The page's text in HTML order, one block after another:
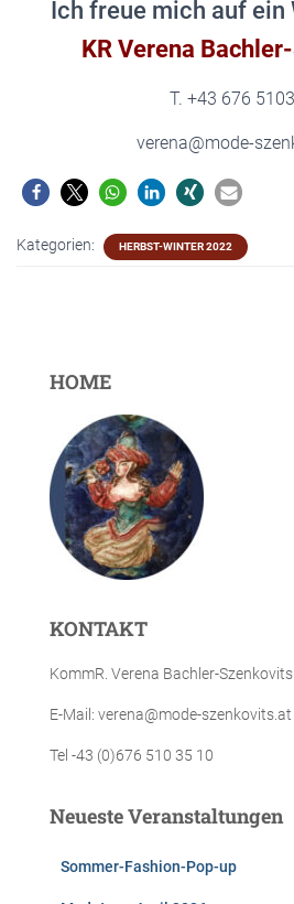
Ich freue mich auf ein
KR Verena
T. +43 676
verena@mode-
Kategorien: HERBST-WINTER 2022
HOME
KONTAKT
KommR. Verena Bachler-Szenkovits
E-Mail: verena@mode-szenkovits.at
Tel -43 (0)676 510 35 10
Neueste Veranstaltungen
Sommer-Fashion-Pop-up